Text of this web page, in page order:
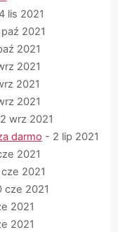
lis 2021
2021
2021
2021
2021
2021
wrz 2021
darmo - 2 lip 2021
2021
2021
cze 2021
2021
2021